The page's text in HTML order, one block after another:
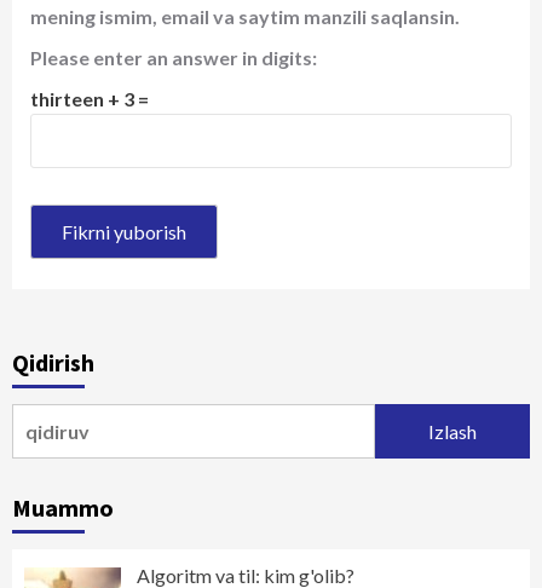
mening ismim, email va saytim manzili saqlansin.
Please enter an answer in digits:
thirteen + 3 =
Qidirish
Muammo
Algoritm va til: kim g'olib?